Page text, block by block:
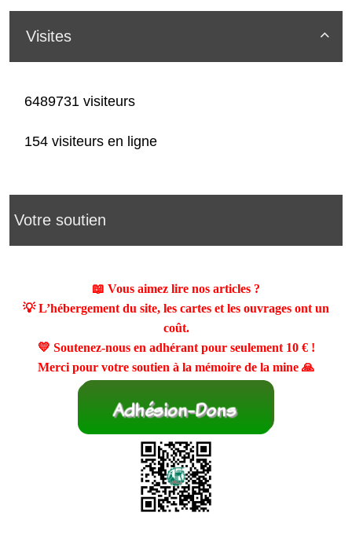

Visites
6489731 visiteurs
154 visiteurs en ligne
Votre soutien
📖 Vous aimez lire nos articles ?
💡 L’hébergement du site, les cartes et les ouvrages ont un
coût.
💛 Soutenez-nous en adhérant pour seulement 10 €!
Merci pour votre soutien à la mémoire de la mine 🙏